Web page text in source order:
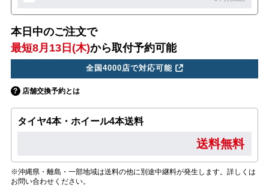
本日中のご注文で
最短8月13日(木)から取付予約可能
全国4000店で対応可能
店舗交換予約とは
タイヤ4本・ホイール4本送料
送料無料
※沖縄県・離島・一部地域は送料の他に別途中継料が発生します。詳しくは
お問い合わせください。